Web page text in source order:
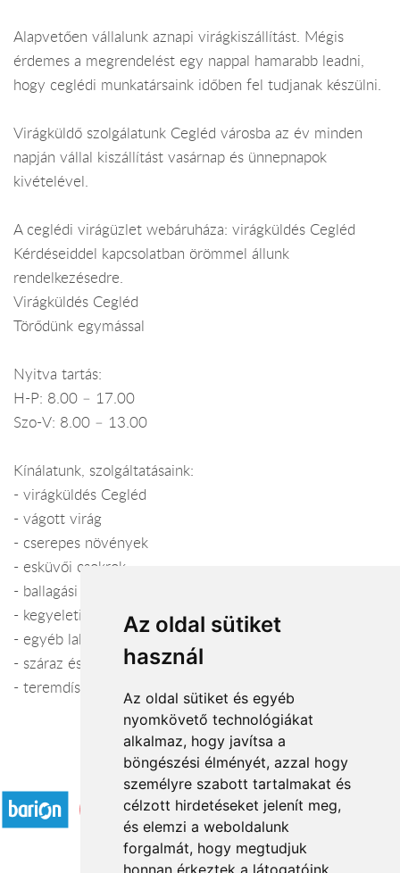
Az oldal sütiket
használ
Az oldal sütiket és egyéb
nyomkövető technológiákat
alkalmaz, hogy javítsa a
böngészési élményét, azzal hogy
személyre szabott tartalmakat és
célzott hirdetéseket jelenít meg,
és elemzi a weboldalunk
forgalmát, hogy megtudjuk
honnan érkeztek a látogatóink.
Alapvetően vállalunk aznapi virágkiszállítást. Mégis
érdemes a megrendelést egy nappal hamarabb leadni,
hogy ceglédi munkatársaink időben fel tudjanak készülni.
Virágküldő szolgálatunk Cegléd városba az év minden
napján vállal kiszállítást vasárnap és ünnepnapok
kivételével.
A ceglédi virágüzlet webáruháza: virágküldés Cegléd
Kérdéseiddel kapcsolatban örömmel állunk
rendelkezésedre.
Virágküldés Cegléd
Törődünk egymással
Nyitva tartás:
H-P: 8.00 – 17.00
Szo-V: 8.00 – 13.00
Kínálatunk, szolgáltatásaink:
- virágküldés Cegléd
- vágott virág
- cserepes növények
- esküvői csokrok
- ballagási csokrok
- kegyeleti koszorúk
- egyéb lakásdekorációs kellékek, kaspók
- száraz és művirágok
- teremdíszítés, templomdíszítés
Elfogadott fizetési módok